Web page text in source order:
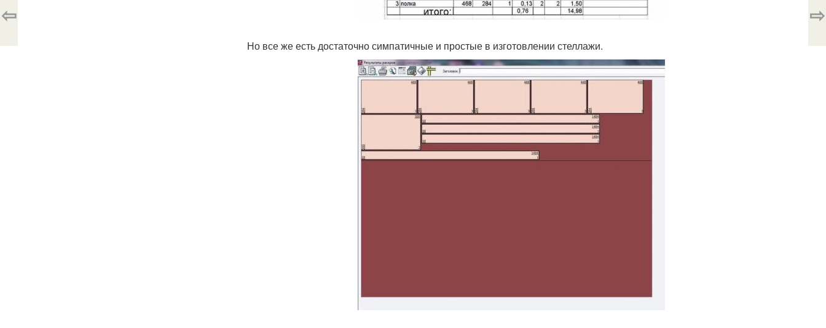
Но все же есть достаточно симпатичные и простые в изготовлении стеллажи.
⇦ ⇨